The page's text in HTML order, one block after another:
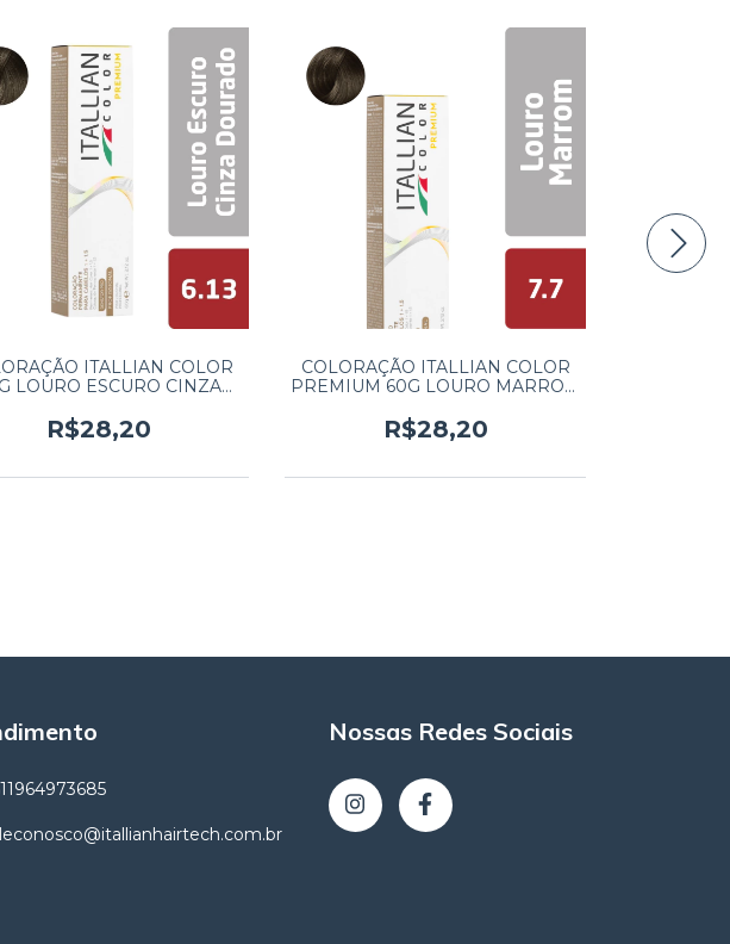
ITALLIAN COLOR
LOURO ESCURO CINZA
R$28,20
COLORAÇÃO ITALLIAN COLOR
PREMIUM 60G LOURO MARROM
R$28,20
Nossas Redes Sociais